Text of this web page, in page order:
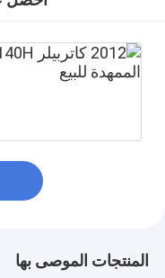
المنتجات الموصى بها